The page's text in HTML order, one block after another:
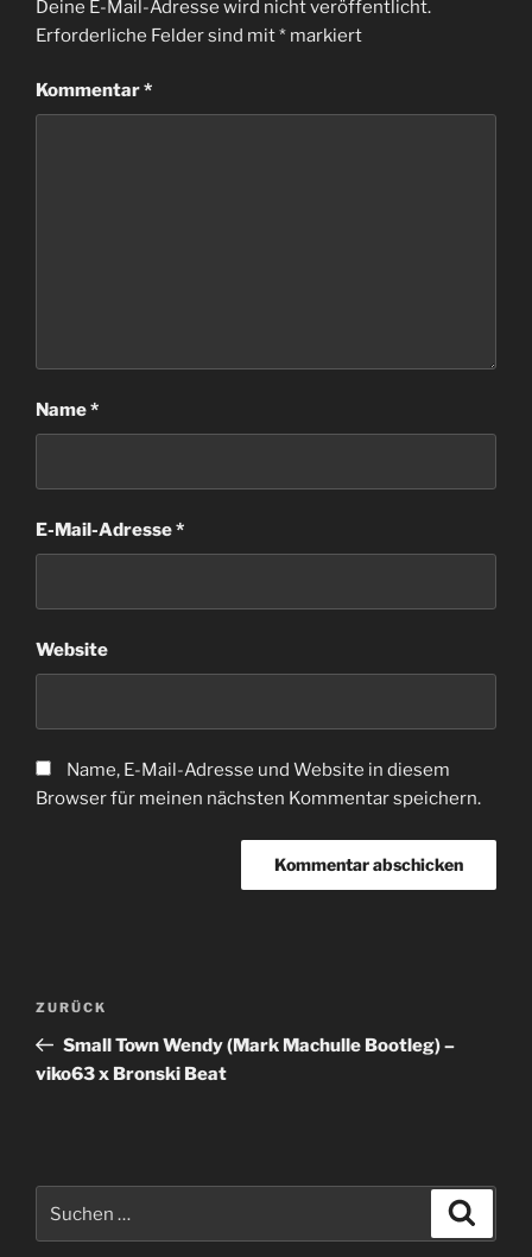
Deine E-Mail-Adresse wird nicht veröffentlicht.
Erforderliche Felder sind mit* markiert
Kommentar*
Name*
E-Mail-Adresse*
Website
Name, E-Mail-Adresse und Website in diesem
Browser für meinen nächsten Kommentar speichern.
Beitragsnavigation
Vorheriger
Beitrag
ZURÜCK
Small Town Wendy (Mark Machulle Bootleg) –
viko63 x Bronski Beat
nach: